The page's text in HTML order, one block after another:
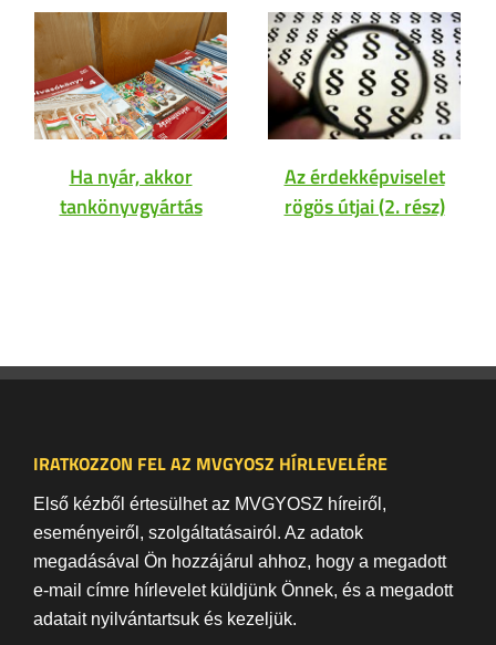
Ha nyár, akkor
tankönyvgyártás
Az érdekképviselet
rögös útjai (2. rész)
IRATKOZZON FEL AZ MVGYOSZ HÍRLEVELÉRE
Első kézből értesülhet az MVGYOSZ híreiről,
eseményeiről, szolgáltatásairól. Az adatok
megadásával Ön hozzájárul ahhoz, hogy a megadott
e-mail címre hírlevelet küldjünk Önnek, és a megadott
adatait nyilvántartsuk és kezeljük.